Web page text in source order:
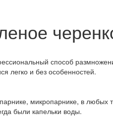
способ
легко и без особенностей.
микропарнике, в
были капельки воды.